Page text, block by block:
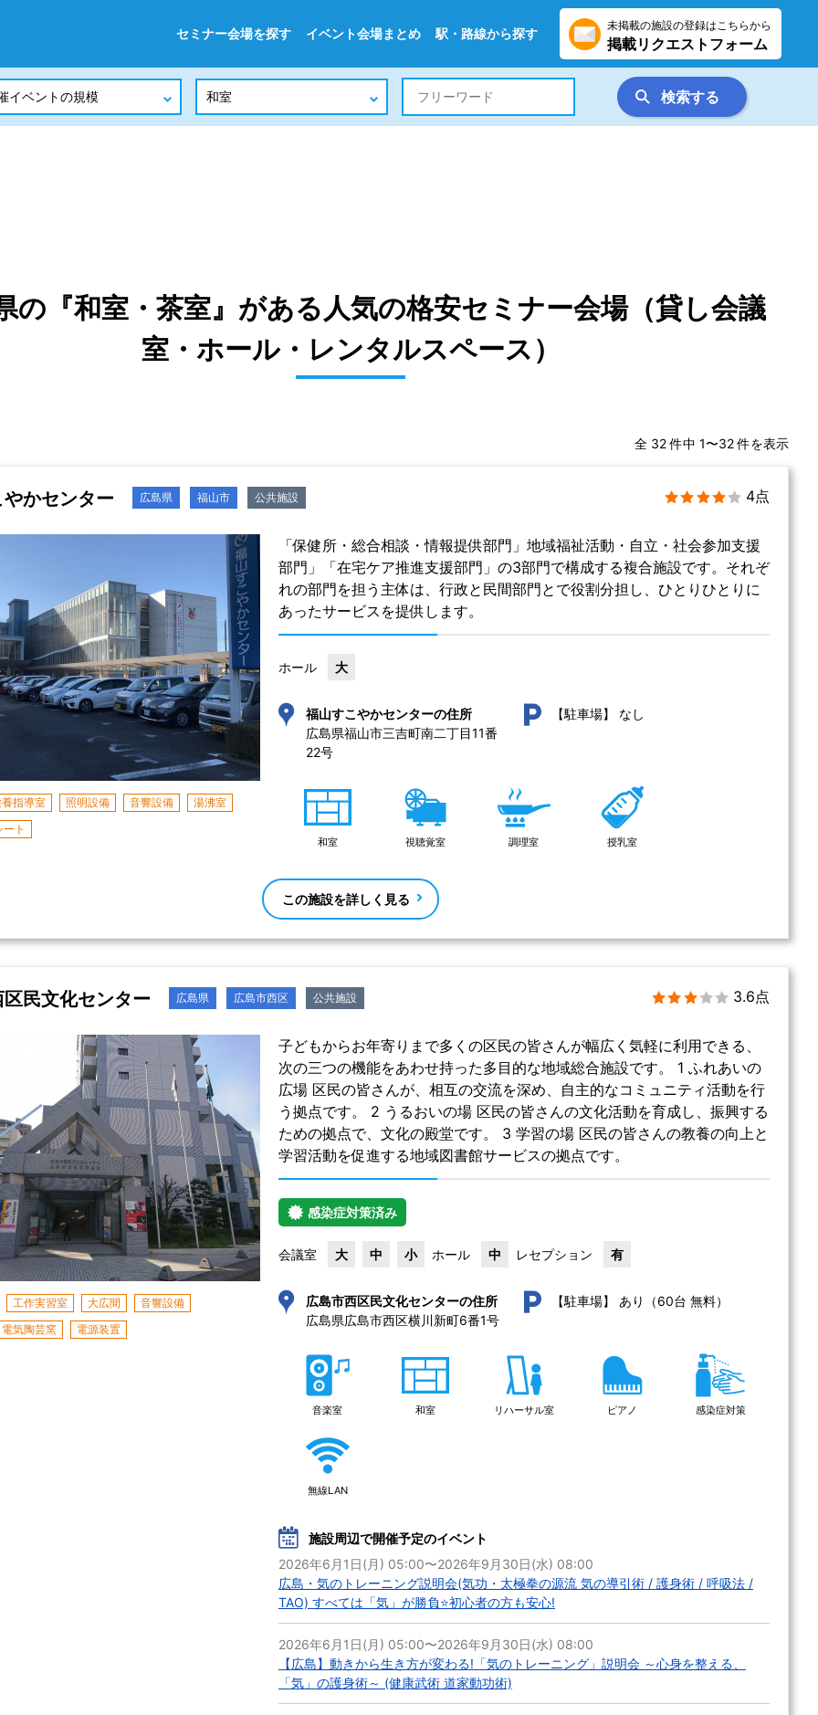
セミナー会場を探す イベント会場まとめ 駅・路線から探す
未掲載の施設の登録はこちらから
掲載リクエストフォーム
検索する
の『和室・茶室』がある人気の格安セミナー会場（貸し会議
室・ホール・レンタルスペース）
全 32 件中 1〜32 件を表示
かセンター 広島県 福山市 公共施設 4点
指導室 照明設備 音響設備
湯沸室
ト
「保健所・総合相談・情報提供部門」地域福祉活動・自立・社会参加支援
部門」「在宅ケア推進支援部門」の3部門で構成する複合施設です。それぞ
れの部門を担う主体は、行政と民間部門とで役割分担し、ひとりひとりに
あったサービスを提供します。
ホール 大
福山すこやかセンターの住所
広島県福山市三吉町南二丁目11番
22号
【駐車場】 なし
和室 視聴覚室 調理室 授乳室
この施設を詳しく見る
民文化センター 広島県 広島市西区 公共施設 3.6点
工作実習室 大広間
音響設備
電気陶芸窯
電源装置
子どもからお年寄りまで多くの区民の皆さんが幅広く気軽に利用できる、
次の三つの機能をあわせ持った多目的な地域総合施設です。 1 ふれあいの
広場 区民の皆さんが、相互の交流を深め、自主的なコミュニティ活動を行
う拠点です。 2 うるおいの場 区民の皆さんの文化活動を育成し、振興する
ための拠点で、文化の殿堂です。 3 学習の場 区民の皆さんの教養の向上と
学習活動を促進する地域図書館サービスの拠点です。
感染症対策済み
会議室 大 中 小 ホール 中 レセプション 有
広島市西区民文化センターの住所
広島県広島市西区横川新町6番1号
【駐車場】 あり（60台 無料）
音楽室 和室 リハーサル室 ピアノ 感染症対策
無線LAN
施設周辺で開催予定のイベント
2026年6月1日(月) 05:00〜2026年9月30日(水) 08:00
広島・気のトレーニング説明会(気功・太極拳の源流 気の導引術 / 護身術 / 呼吸法 /
TAO) すべては「気」が勝負⭐初心者の方も安心!
2026年6月1日(月) 05:00〜2026年9月30日(水) 08:00
【広島】動きから生き方が変わる!「気のトレーニング」説明会 ～心身を整える、
「気」の護身術～ (健康武術 道家動功術)